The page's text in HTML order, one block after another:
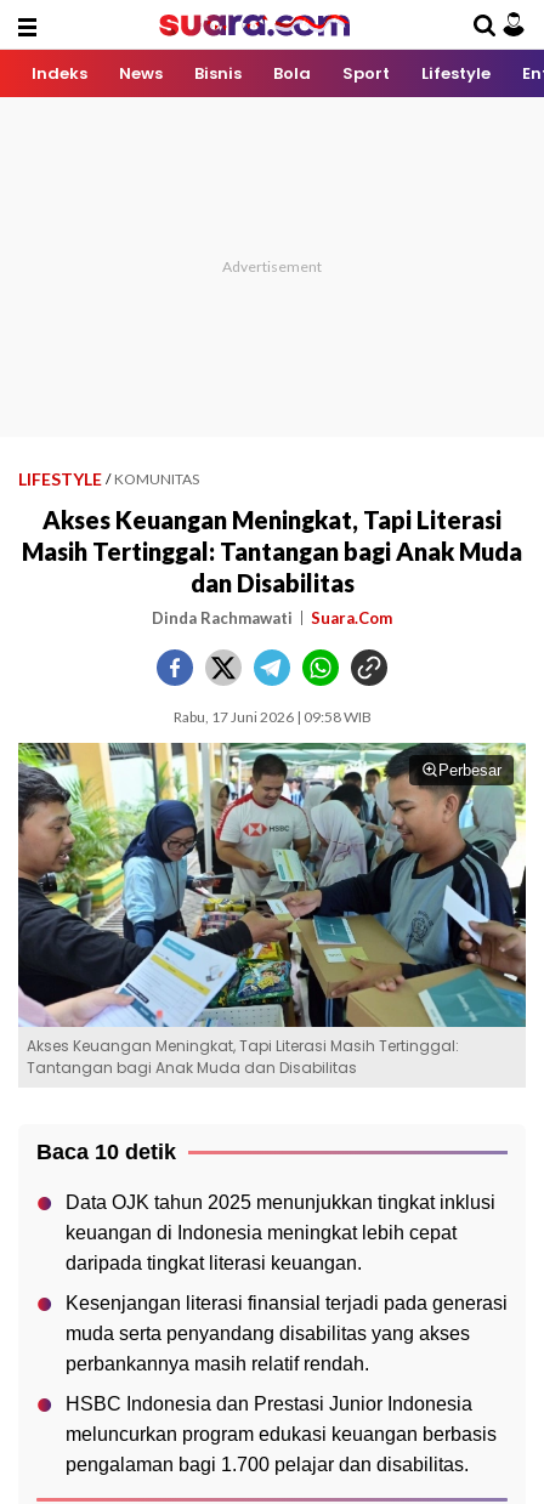
Indeks News Bisnis Bola Sport Lifestyle
LIFESTYLE / KOMUNITAS
Akses Keuangan Meningkat, Tapi Literasi
Masih Tertinggal: Tantangan bagi Anak Muda
dan Disabilitas
Dinda Rachmawati Suara.Com
Rabu, 17 Juni 2026 | 09:58 WIB
Perbesar
Akses Keuangan Meningkat, Tapi Literasi Masih Tertinggal:
Tantangan bagi Anak Muda dan Disabilitas
Baca 10 detik
Data OJK tahun 2025 menunjukkan tingkat inklusi
keuangan di Indonesia meningkat lebih cepat
daripada tingkat literasi keuangan.
Kesenjangan literasi finansial terjadi pada generasi
muda serta penyandang disabilitas yang akses
perbankannya masih relatif rendah.
HSBC Indonesia dan Prestasi Junior Indonesia
meluncurkan program edukasi keuangan berbasis
pengalaman bagi 1.700 pelajar dan disabilitas.